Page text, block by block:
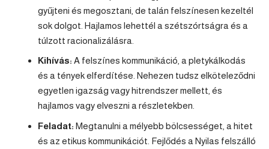
gyűjteni és megosztani, de talán felszínesen kezeltél
sok dolgot. Hajlamos lehettél a szétszórtságra és a
túlzott racionalizálásra.
Kihívás: A felszínes kommunikáció, a pletykálkodás
és a tények elferdítése. Nehezen tudsz elköteleződni
egyetlen igazság vagy hitrendszer mellett, és
hajlamos vagy elveszni a részletekben.
Feladat: Megtanulni a mélyebb bölcsességet, a hitet
és az etikus kommunikációt. Fejlődés a Nyilas felszálló